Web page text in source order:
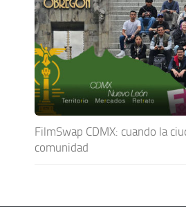
FilmSwap CDMX: cuando la
comunidad